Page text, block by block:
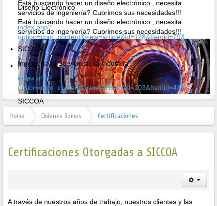
Diseño Electrónico
Está buscando hacer un diseño electrónico , necesita
servicios de ingeniería? Cubrimos sus necesidades!!!
SICCOA
Ingeniería al Servicio de la Industría
Está buscando hacer un diseño electrónico , necesita
servicios de ingeniería? Cubrimos sus necesidades!!!
index.php?
option=com_content&view=article&id=128&Itemid=793
SICCOA
Ingeniería al Servicio de la Industría
index.php?
option=com_content&view=article&id=103&Itemid=435
Home Quienes Somos Certificaciones
Certificaciones Otorgadas a SICCOA
A través de nuestros años de trabajo, nuestros clientes y las